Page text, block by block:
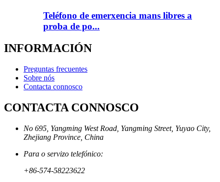
Teléfono de emerxencia mans libres a
proba de po...
INFORMACIÓN
Preguntas frecuentes
Sobre nós
Contacta connosco
CONTACTA CONNOSCO
No 695, Yangming West Road, Yangming Street, Yuyao City,
Zhejiang Province, China
Para o servizo telefónico:
+86-574-58223622